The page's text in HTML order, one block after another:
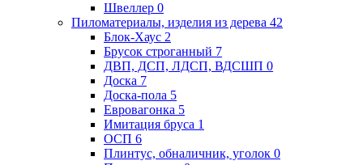
Швеллер 0
Пиломатериалы, изделия из дерева 42
Блок-Хаус 2
Брусок строганный 7
ДВП, ДСП, ЛДСП, ВДСШП 0
Доска 7
Доска-пола 5
Евровагонка 5
Имитация бруса 1
ОСП 6
Плинтус, обналичник, уголок 0